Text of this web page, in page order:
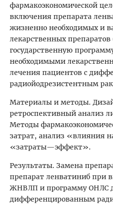
фармакоэкономической
включения препарата
жизненно необходимых и
лекарственных
государственную
необходимыми
лечения пациентов с
радиойодрезистентным
Материалы и методы.
ретроспективный анализ
Методы
затрат, анализ «влияния
«затраты—эффект».
Результаты. Замена
препарат ленватиниб при
ЖНВЛП и программу ОНЛС
дифференцированным